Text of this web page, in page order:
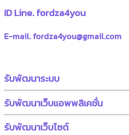
ID Line. fordza4you
E-mail. fordza4you@gmail.com
รับพัฒนาระบบ
รับพัฒนาเว็บแอพพลิเคชั่น
รับพัฒนาเว็บไซต์